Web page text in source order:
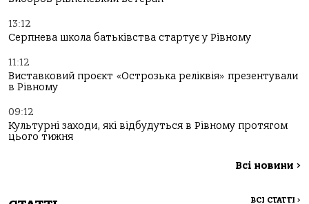
13:12
Серпнева школа батьківства стартує у Рівному
11:12
Виставковий проєкт «Острозька реліквія» презентували
в Рівному
09:12
Культурні заходи, які відбудуться в Рівному протягом
цього тижня
Всі новини >
ВСІ СТАТТІ >